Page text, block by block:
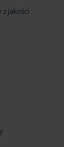
jakości